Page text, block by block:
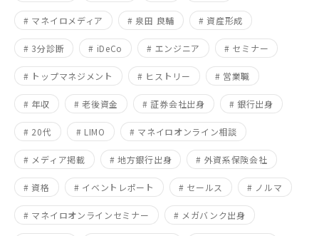
# マネイロメディア # 泉田 良輔 # 資産形成
# 3分診断 # iDeCo # エンジニア # セミナー
# トップマネジメント # ヒストリー # 営業職
# 年収 # 老後資金 # 証券会社出身 # 銀行出身
# 20代 # LIMO # マネイロオンライン相談
# メディア掲載 # 地方銀行出身 # 外資系保険会社
# 資格 # イベントレポート # セールス # ノルマ
# マネイロオンラインセミナー # メガバンク出身